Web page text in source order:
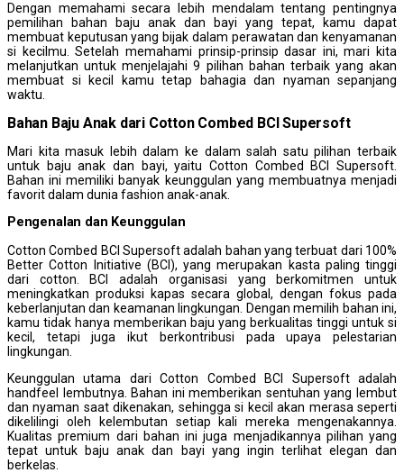
Dengan memahami secara lebih mendalam tentang pentingnya
pemilihan bahan baju anak dan bayi yang tepat, kamu dapat
membuat keputusan yang bijak dalam perawatan dan kenyamanan
si kecilmu. Setelah memahami prinsip-prinsip dasar ini, mari kita
melanjutkan untuk menjelajahi 9 pilihan bahan terbaik yang akan
membuat si kecil kamu tetap bahagia dan nyaman sepanjang
waktu.
Bahan Baju Anak dari Cotton Combed BCI Supersoft
Mari kita masuk lebih dalam ke dalam salah satu pilihan terbaik
untuk baju anak dan bayi, yaitu Cotton Combed BCI Supersoft.
Bahan ini memiliki banyak keunggulan yang membuatnya menjadi
favorit dalam dunia fashion anak-anak.
Pengenalan dan Keunggulan
Cotton Combed BCI Supersoft adalah bahan yang terbuat dari 100%
Better Cotton Initiative (BCI), yang merupakan kasta paling tinggi
dari cotton. BCI adalah organisasi yang berkomitmen untuk
meningkatkan produksi kapas secara global, dengan fokus pada
keberlanjutan dan keamanan lingkungan. Dengan memilih bahan ini,
kamu tidak hanya memberikan baju yang berkualitas tinggi untuk si
kecil, tetapi juga ikut berkontribusi pada upaya pelestarian
lingkungan.
Keunggulan utama dari Cotton Combed BCI Supersoft adalah
handfeel lembutnya. Bahan ini memberikan sentuhan yang lembut
dan nyaman saat dikenakan, sehingga si kecil akan merasa seperti
dikelilingi oleh kelembutan setiap kali mereka mengenakannya.
Kualitas premium dari bahan ini juga menjadikannya pilihan yang
tepat untuk baju anak dan bayi yang ingin terlihat elegan dan
berkelas.